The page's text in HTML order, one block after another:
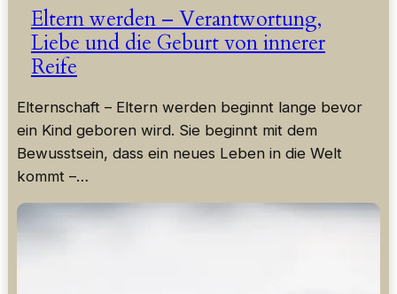
Eltern werden – Verantwortung,
Liebe und die Geburt von innerer
Reife
Elternschaft – Eltern werden beginnt lange bevor
ein Kind geboren wird. Sie beginnt mit dem
Bewusstsein, dass ein neues Leben in die Welt
kommt –…